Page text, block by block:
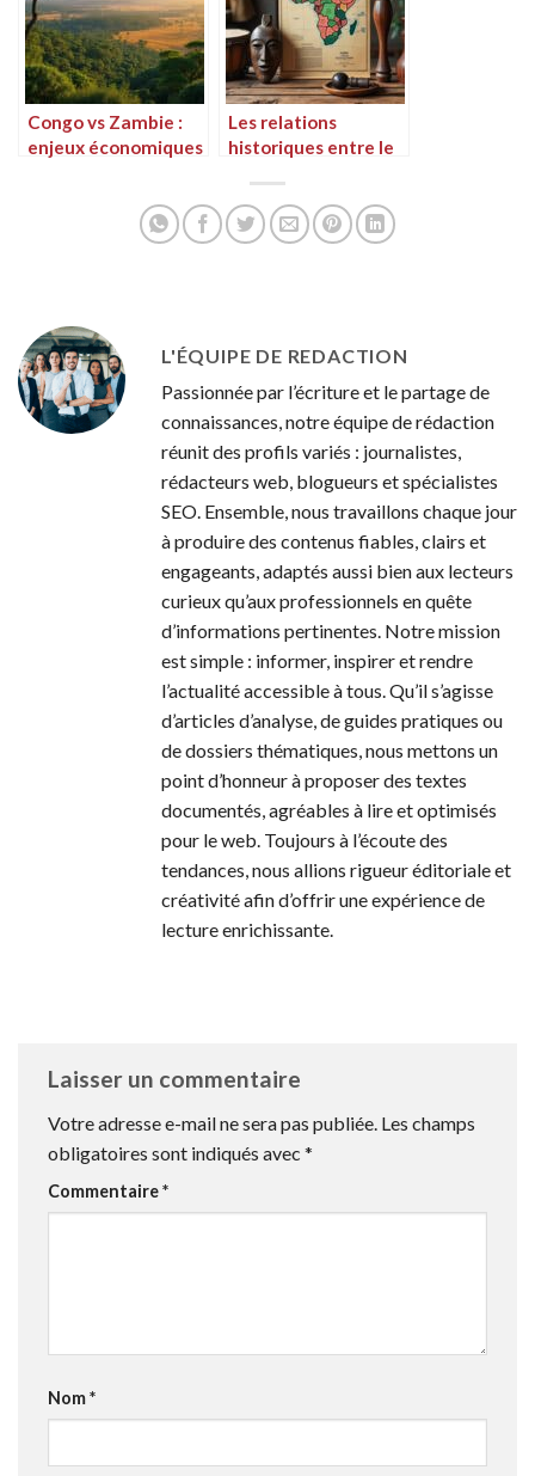
Congo vs Zambie :
enjeux économiques
Les relations
historiques entre le
L'ÉQUIPE DE REDACTION
Passionnée par l’écriture et le partage de
connaissances, notre équipe de rédaction
réunit des profils variés : journalistes,
rédacteurs web, blogueurs et spécialistes
SEO. Ensemble, nous travaillons chaque jour
à produire des contenus fiables, clairs et
engageants, adaptés aussi bien aux lecteurs
curieux qu’aux professionnels en quête
d’informations pertinentes. Notre mission
est simple : informer, inspirer et rendre
l’actualité accessible à tous. Qu’il s’agisse
d’articles d’analyse, de guides pratiques ou
de dossiers thématiques, nous mettons un
point d’honneur à proposer des textes
documentés, agréables à lire et optimisés
pour le web. Toujours à l’écoute des
tendances, nous allions rigueur éditoriale et
créativité afin d’offrir une expérience de
lecture enrichissante.
Laisser un commentaire
Votre adresse e-mail ne sera pas publiée. Les champs
obligatoires sont indiqués avec *
Commentaire*
Nom*